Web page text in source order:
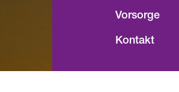
Vorsorge
Kontakt